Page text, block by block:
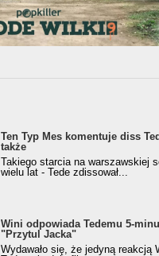
Ten Typ Mes komentuje diss
także
Takiego starcia na warszawskiej
wielu lat - Tede zdissował...
Wini odpowiada Tedemu 5-
"Przytul Jacka"
Wydawało się, że jedyną reakcją